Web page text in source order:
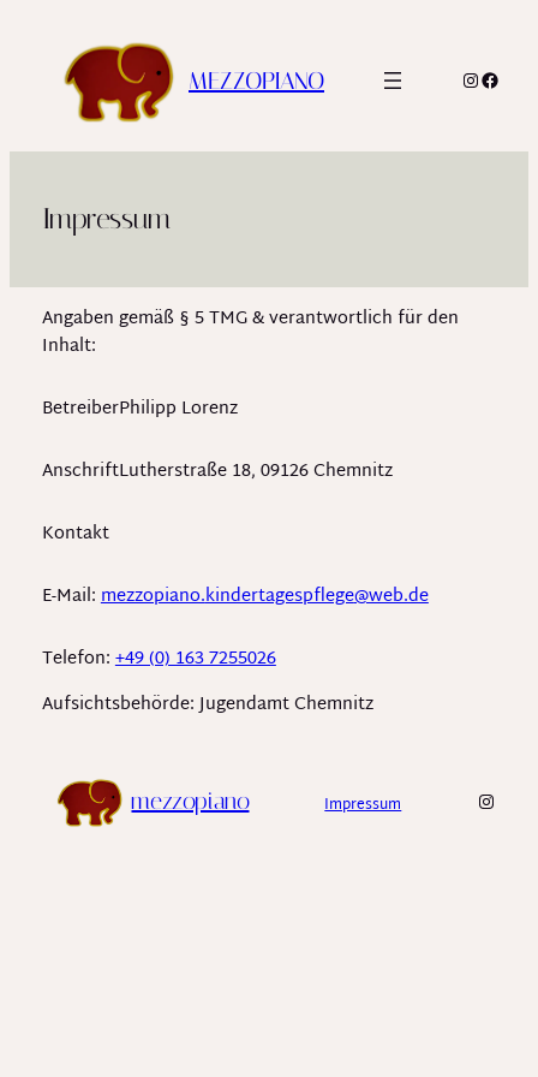
springen
MEZZOPIANO
Impressum
Angaben gemäß § 5 TMG & verantwortlich für den
Inhalt:
BetreiberPhilipp Lorenz
AnschriftLutherstraße 18, 09126 Chemnitz
Kontakt
E-Mail:mezzopiano.kindertagespflege@web.de
Telefon:+49 (0) 163 7255026
Aufsichtsbehörde: Jugendamt Chemnitz
mezzopiano Impressum